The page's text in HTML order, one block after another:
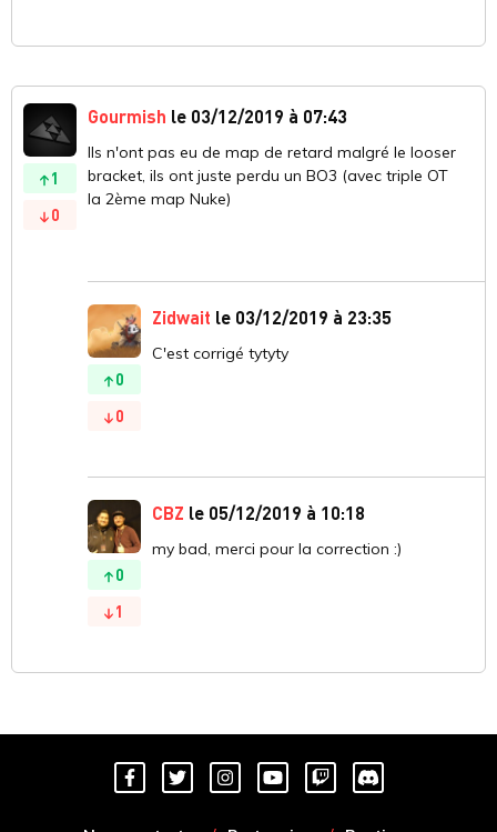
1
0
Gourmish le 03/12/2019 à 07:43
Ils n'ont pas eu de map de retard malgré le looser
bracket, ils ont juste perdu un BO3 (avec triple OT
la 2ème map Nuke)
0
0
Zidwait le 03/12/2019 à 23:35
C'est corrigé tytyty
0
1
CBZ le 05/12/2019 à 10:18
my bad, merci pour la correction :)